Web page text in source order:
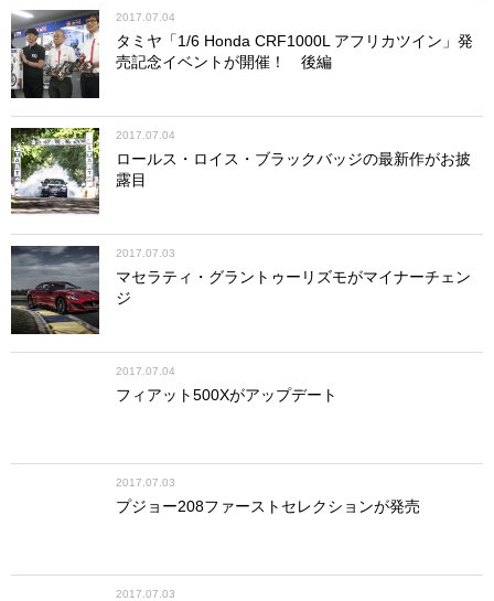
2017.07.04
タミヤ「1/6 Honda CRF1000L アフリカツイン」発
売記念イベントが開催！ 後編
2017.07.04
ロールス・ロイス・ブラックバッジの最新作がお披
露目
2017.07.03
マセラティ・グラントゥーリズモがマイナーチェン
ジ
2017.07.04
フィアット500Xがアップデート
2017.07.03
プジョー208ファーストセレクションが発売
2017.07.03